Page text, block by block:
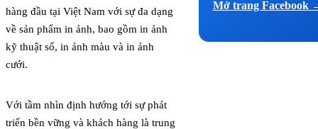
hàng đầu tại Việt Nam với sự đa dạng
về sản phẩm in ảnh, bao gồm in ảnh
kỹ thuật số, in ảnh màu và in ảnh
cưới.
Với tầm nhìn định hướng tới sự phát
triển bền vững và khách hàng là trung
Mở trang Facebook